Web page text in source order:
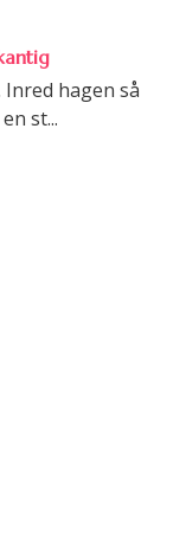
Inred hagen så
st...